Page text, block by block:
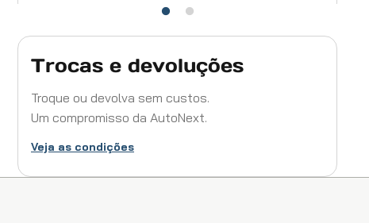
4)
R$ 20, 05no PIX
Trocas e devoluções
Troque ou devolva sem custos.
Um compromisso da AutoNext.
Veja as condições